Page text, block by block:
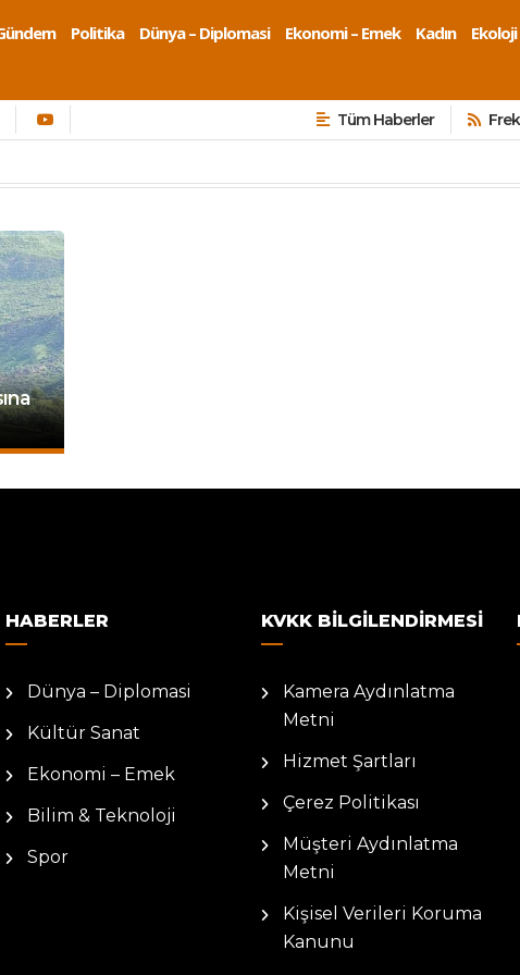
Politika Dünya – Diplomasi Ekonomi – Emek Kadın Ekoloji
Tüm Haberler
HABERLER
Dünya – Diplomasi
Kültür Sanat
Ekonomi – Emek
Bilim & Teknoloji
Spor
KVKK BILGILENDIRMESI
Kamera Aydınlatma
Metni
Hizmet Şartları
Çerez Politikası
Müşteri Aydınlatma
Metni
Kişisel Verileri Koruma
Kanunu